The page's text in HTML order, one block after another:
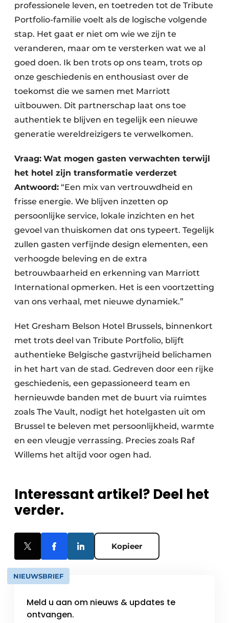
professionele leven, en toetreden tot de Tribute
Portfolio-familie voelt als de logische volgende
stap. Het gaat er niet om wie we zijn te
veranderen, maar om te versterken wat we al
goed doen. Ik ben trots op ons team, trots op
onze geschiedenis en enthousiast over de
toekomst die we samen met Marriott
uitbouwen. Dit partnerschap laat ons toe
authentiek te blijven en tegelijk een nieuwe
generatie wereldreizigers te verwelkomen.
Vraag: Wat mogen gasten verwachten terwijl
het hotel zijn transformatie verderzet
Antwoord: “Een mix van vertrouwdheid en
frisse energie. We blijven inzetten op
persoonlijke service, lokale inzichten en het
gevoel van thuiskomen dat ons typeert. Tegelijk
zullen gasten verfijnde design elementen, een
verhoogde beleving en de extra
betrouwbaarheid en erkenning van Marriott
International opmerken. Het is een voortzetting
van ons verhaal, met nieuwe dynamiek.”
Het Gresham Belson Hotel Brussels, binnenkort
met trots deel van Tribute Portfolio, blijft
authentieke Belgische gastvrijheid belichamen
in het hart van de stad. Gedreven door een rijke
geschiedenis, een gepassioneerd team en
hernieuwde banden met de buurt via ruimtes
zoals The Vault, nodigt het hotelgasten uit om
Brussel te beleven met persoonlijkheid, warmte
en een vleugje verrassing. Precies zoals Raf
Willems het altijd voor ogen had.
Interessant artikel? Deel het
verder.
Kopieer
NIEUWSBRIEF
Meld u aan om nieuws & updates te
ontvangen.